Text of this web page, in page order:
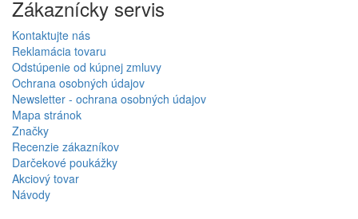
Zákaznícky servis
Kontaktujte nás
Reklamácia tovaru
Odstúpenie od kúpnej zmluvy
Ochrana osobných údajov
Newsletter - ochrana osobných údajov
Mapa stránok
Značky
Recenzie zákazníkov
Darčekové poukážky
Akciový tovar
Návody